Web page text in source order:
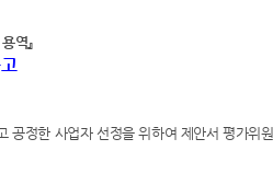
역』
공정한 사업자 선정을 위하여 제안서 평가위원